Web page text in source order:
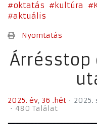
oktatás
kultúra
aktuális
Nyomtatás
2025. év 36 .hét
2025.
480 Találat